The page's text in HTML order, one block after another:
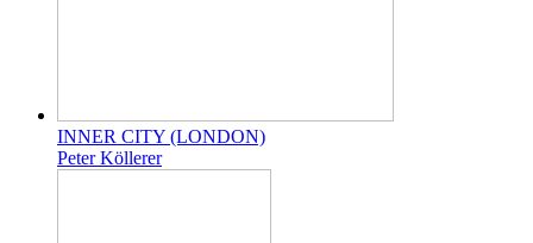
INNER CITY (LONDON)
Peter Köllerer